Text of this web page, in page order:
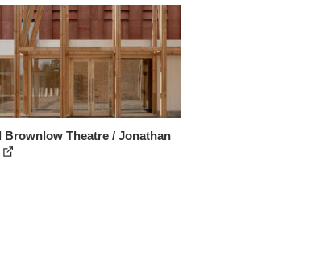
Brownlow Theatre / Jonathan